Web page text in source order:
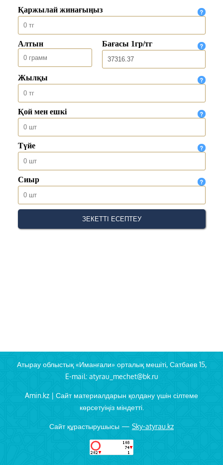
Атырау облыстық «Иманғали» орталық мешіті, Сатбаев 15,
E-mail: atyrau_mechet@bk.ru
Amin.kz | Сайт материалдарын қолдану үшін сілтеме
көрсетуіңіз міндетті.
Сайт құрастырушысы — Sky-atyrau.kz